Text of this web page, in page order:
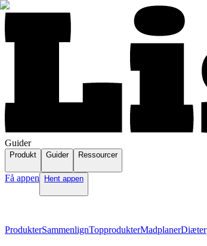
Guider
Produkt Guider Ressourcer
Få appen Hent appen
ProdukterSammenlignTopprodukterMadplanerDiæter